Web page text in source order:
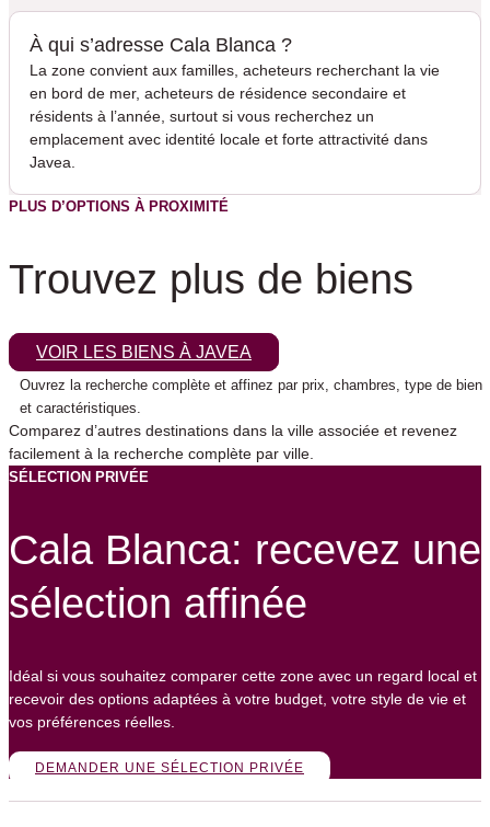
À qui s’adresse Cala Blanca ?
La zone convient aux familles, acheteurs recherchant la vie
en bord de mer, acheteurs de résidence secondaire et
résidents à l’année, surtout si vous recherchez un
emplacement avec identité locale et forte attractivité dans
Javea.
PLUS D’OPTIONS À PROXIMITÉ
Trouvez plus de biens
VOIR LES BIENS À JAVEA
Ouvrez la recherche complète et affinez par prix, chambres, type de bien
et caractéristiques.
Comparez d’autres destinations dans la ville associée et revenez
facilement à la recherche complète par ville.
SÉLECTION PRIVÉE
Cala Blanca: recevez une
sélection affinée
Idéal si vous souhaitez comparer cette zone avec un regard local et
recevoir des options adaptées à votre budget, votre style de vie et
vos préférences réelles.
DEMANDER UNE SÉLECTION PRIVÉE